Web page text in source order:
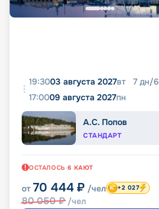
19:3003 августа 2027вт 7 дн/6
17:0009 августа 2027пн
А.С. Попов
СТАНДАРТ
ОСТАЛОСЬ 6 КАЮТ
от 70 444 ₽ /чел
80 050₽ /чел
+2 027